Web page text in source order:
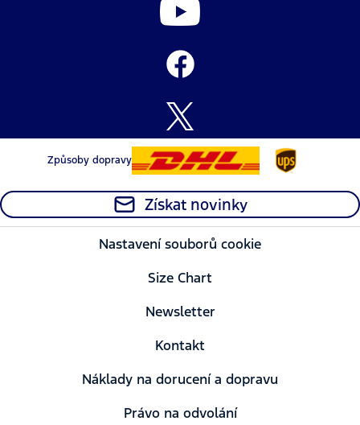
Způsoby dopravy
Získat novinky
Nastavení souborů cookie
Size Chart
Newsletter
Kontakt
Náklady na dorucení a dopravu
Právo na odvolání